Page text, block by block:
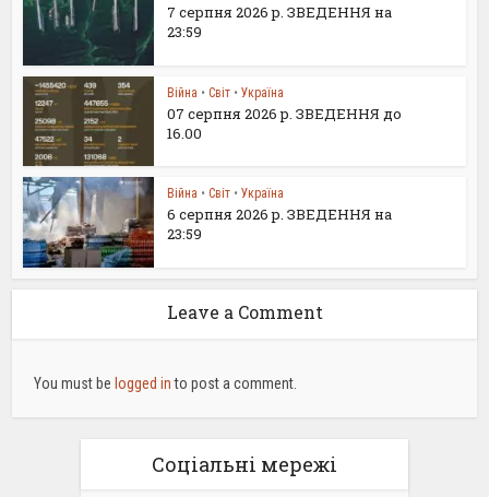
7 серпня 2026 р. ЗВЕДЕННЯ на
23:59
Війна • Світ • Україна
07 серпня 2026 р. ЗВЕДЕННЯ до
16.00
Війна • Світ • Україна
6 серпня 2026 р. ЗВЕДЕННЯ на
23:59
Leave a Comment
You must be logged into post a comment.
Соціальні мережі